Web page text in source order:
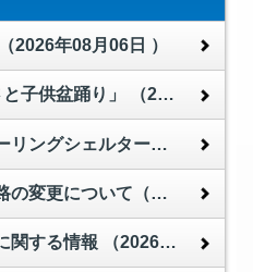
（2026年08月06日 ）
子供盆踊り」 （2026年08月06日 ）
ルター）の利用について
て（令和9年3月12日まで）
関する情報 （2026年07月28日 ）